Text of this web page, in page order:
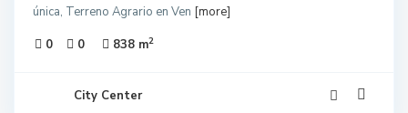
única, Terreno Agrario en Ven [more]
0
0 838 m2
City Center